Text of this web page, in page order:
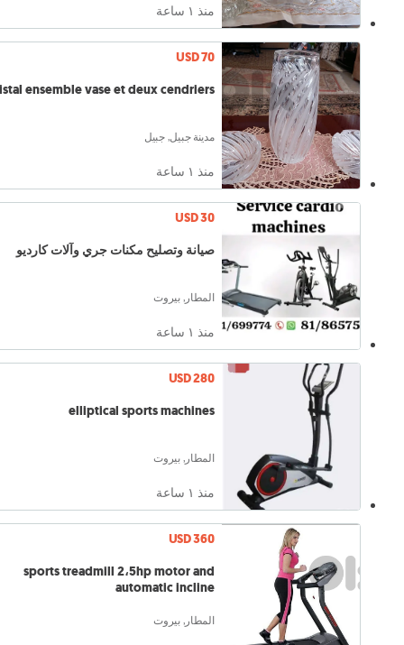
منذ ١ ساعة
USD 70
Cristal ensemble vase et deux cendriers
مدينة جبيل, جبيل
منذ ١ ساعة
USD 30
صيانة وتصليح مكنات جري وآلات كارديو
المطار, بيروت
منذ ١ ساعة
USD 280
elliptical sports machines
المطار, بيروت
منذ ١ ساعة
USD 360
sports treadmill 2،5hp motor and
automatic incline
المطار, بيروت